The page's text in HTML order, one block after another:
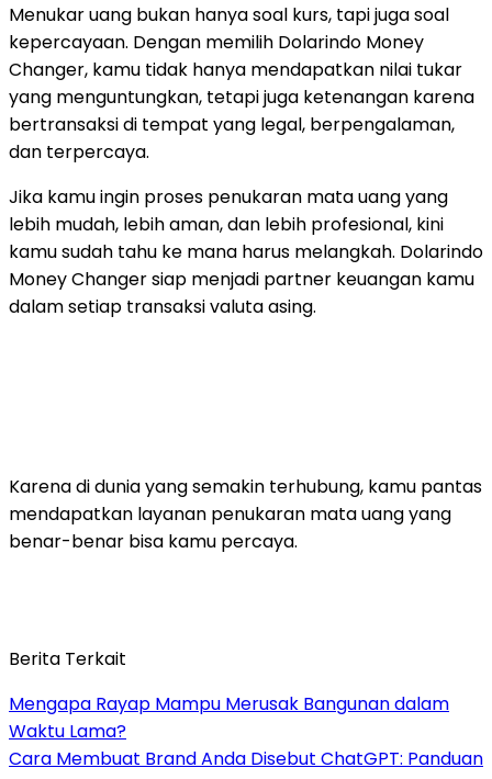
Menukar uang bukan hanya soal kurs, tapi juga soal
kepercayaan. Dengan memilih Dolarindo Money
Changer, kamu tidak hanya mendapatkan nilai tukar
yang menguntungkan, tetapi juga ketenangan karena
bertransaksi di tempat yang legal, berpengalaman,
dan terpercaya.
Jika kamu ingin proses penukaran mata uang yang
lebih mudah, lebih aman, dan lebih profesional, kini
kamu sudah tahu ke mana harus melangkah. Dolarindo
Money Changer siap menjadi partner keuangan kamu
dalam setiap transaksi valuta asing.
Karena di dunia yang semakin terhubung, kamu pantas
mendapatkan layanan penukaran mata uang yang
benar-benar bisa kamu percaya.
Berita Terkait
Mengapa Rayap Mampu Merusak Bangunan dalam
Waktu Lama?
Cara Membuat Brand Anda Disebut ChatGPT: Panduan